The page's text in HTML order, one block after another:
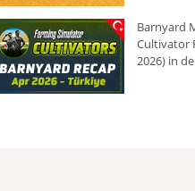
Barnyard
Cultivator
2026) in